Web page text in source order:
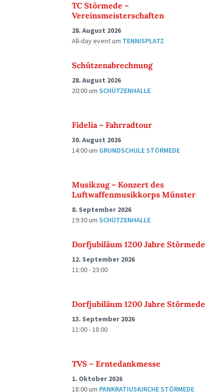
TC Störmede –
Vereinsmeisterschaften
28. August 2026
All-day eventum TENNISPLATZ
Schützenabrechnung
28. August 2026
20:00um SCHÜTZENHALLE
Fidelia – Fahrradtour
30. August 2026
14:00um GRUNDSCHULE STÖRMEDE
Musikzug – Konzert des
Luftwaffenmusikkorps Münster
8. September 2026
19:30um SCHÜTZENHALLE
Dorfjubiläum 1200 Jahre Störmede
12. September 2026
11:00 - 23:00
Dorfjubiläum 1200 Jahre Störmede
13. September 2026
11:00 - 18:00
TVS – Erntedankmesse
1. Oktober 2026
18:00um PANKRATIUSKIRCHE STÖRMEDE